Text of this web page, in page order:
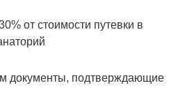
от стоимости путевки в
документы, подтверждающие